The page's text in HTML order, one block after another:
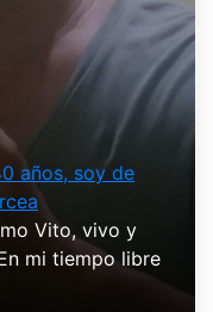
años, soy de
Vito, vivo y
mi tiempo libre